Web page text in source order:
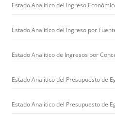
Estado Analítico del Ingreso
Estado Analítico del Ingreso por
Estado Analítico de Ingresos por
Estado Analítico del Presupuesto de
Estado Analítico del Presupuesto de